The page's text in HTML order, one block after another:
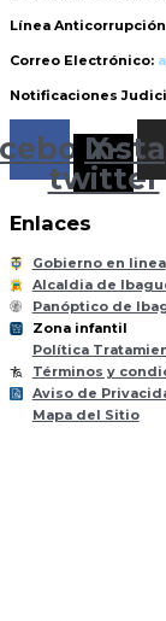
Línea
Correo Electrónico:
Notificaciones
X-
twitter
Enlaces
Gobierno en linea
Alcaldia de
Panóptico de
til
Zona infantil
Política
Términos y
Aviso de
Mapa del Sitio